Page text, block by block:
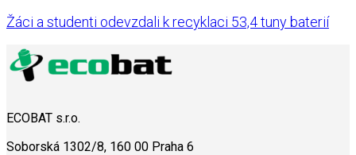
Žáci a studenti odevzdali k recyklaci 53,4 tuny baterií
ECOBAT s.r.o.
Soborská 1302/8, 160 00 Praha 6